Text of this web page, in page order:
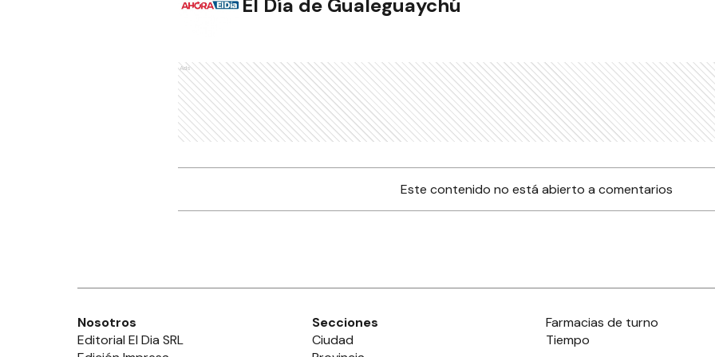
El Día de Gualeguaychú
Ads
Este contenido no está abierto a comentarios
Nosotros
Editorial El Dia SRL
Secciones
Ciudad
Farmacias de turno
Tiempo